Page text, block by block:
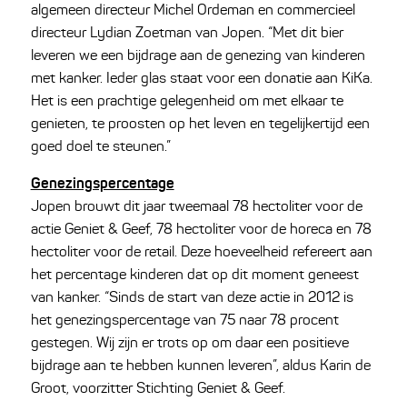
algemeen directeur Michel Ordeman en commercieel
directeur Lydian Zoetman van Jopen. “Met dit bier
leveren we een bijdrage aan de genezing van kinderen
met kanker. Ieder glas staat voor een donatie aan KiKa.
Het is een prachtige gelegenheid om met elkaar te
genieten, te proosten op het leven en tegelijkertijd een
goed doel te steunen.”
Genezingspercentage
Jopen brouwt dit jaar tweemaal 78 hectoliter voor de
actie Geniet & Geef, 78 hectoliter voor de horeca en 78
hectoliter voor de retail. Deze hoeveelheid refereert aan
het percentage kinderen dat op dit moment geneest
van kanker. “Sinds de start van deze actie in 2012 is
het genezingspercentage van 75 naar 78 procent
gestegen. Wij zijn er trots op om daar een positieve
bijdrage aan te hebben kunnen leveren”, aldus Karin de
Groot, voorzitter Stichting Geniet & Geef.